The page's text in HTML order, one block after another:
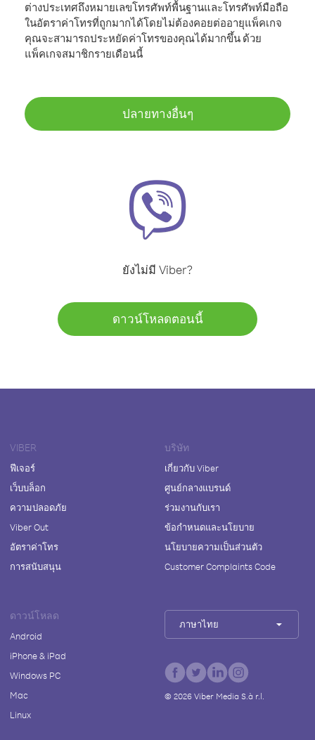
ต่างประเทศถึงหมายเลขโทรศัพท์พื้นฐานและโทรศัพท์มือถือ
ในอัตราค่าโทรที่ถูกมากได้โดยไม่ต้องคอยต่ออายุแพ็คเกจ
คุณจะสามารถประหยัดค่าโทรของคุณได้มากขึ้น ด้วย
แพ็คเกจสมาชิกรายเดือนนี้
ปลายทางอื่นๆ
ยังไม่มี Viber?
ดาวน์โหลดตอนนี้
VIBER
ฟีเจอร์
เว็บบล็อก
ความปลอดภัย
Viber Out
อัตราค่าโทร
การสนับสนุน
บริษัท
เกี่ยวกับ Viber
ศูนย์กลางแบรนด์
ร่วมงานกับเรา
ข้อกำหนดและนโยบาย
นโยบายความเป็นส่วนตัว
Customer Complaints Code
ดาวน์โหลด
Android
iPhone & iPad
Windows PC
Mac
Linux
ภาษาไทย
© 2026Viber Media S.à r.l.